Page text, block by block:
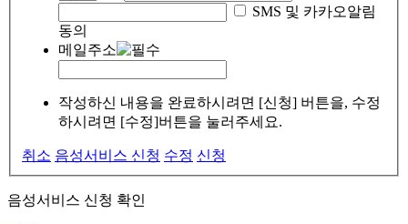
SMS 및 카카오알림
동의
메일주소
작성하신 내용을 완료하시려면 [신청] 버튼을, 수정
하시려면 [수정]버튼을 눌러주세요.
취소 음성서비스 신청 수정 신청
음성서비스 신청 확인